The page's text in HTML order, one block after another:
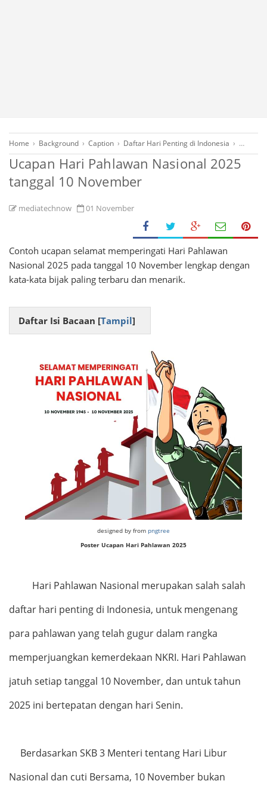
Home › Background › Caption › Daftar Hari Penting di Indonesia › Desain
Ucapan Hari Pahlawan Nasional 2025
tanggal 10 November
mediatechnow 01 November
Contoh ucapan selamat memperingati Hari Pahlawan
Nasional 2025 pada tanggal 10 November lengkap dengan
kata-kata bijak paling terbaru dan menarik.
Daftar Isi Bacaan [Tampil]
designed by from pngtree
Poster Ucapan Hari Pahlawan 2025
Hari Pahlawan Nasional merupakan salah salah
daftar hari penting di Indonesia, untuk mengenang
para pahlawan yang telah gugur dalam rangka
memperjuangkan kemerdekaan NKRI. Hari Pahlawan
jatuh setiap tanggal 10 November, dan untuk tahun
2025 ini bertepatan dengan hari Senin.
Berdasarkan SKB 3 Menteri tentang Hari Libur
Nasional dan cuti Bersama, 10 November bukan